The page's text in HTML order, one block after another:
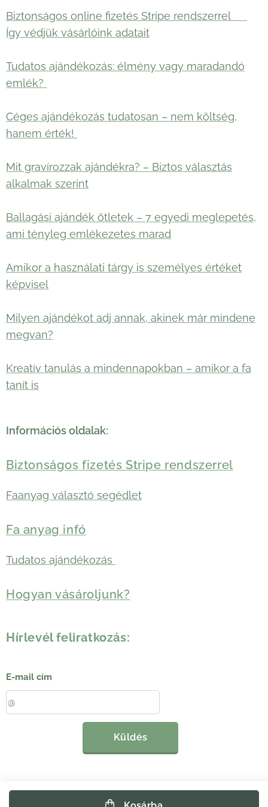
Biztonságos online fizetés Stripe rendszerrel 🛡️
Így védjük vásárlóink adatait
Tudatos ajándékozás: élmény vagy maradandó
emlék?
Céges ajándékozás tudatosan – nem költség,
hanem érték!
Mit gravírozzak ajándékra? – Biztos választás
alkalmak szerint
Ballagási ajándék ötletek – 7 egyedi meglepetés,
ami tényleg emlékezetes marad
Amikor a használati tárgy is személyes értéket
képvisel
Milyen ajándékot adj annak, akinek már mindene
megvan?
Kreatív tanulás a mindennapokban – amikor a fa
tanít is
Információs oldalak:
Biztonságos fizetés Stripe rendszerrel
Faanyag választó segédlet
Fa anyag infó
Tudatos ajándékozás
Hogyan vásároljunk?
Hírlevél feliratkozás:
E-mail cím
Küldés